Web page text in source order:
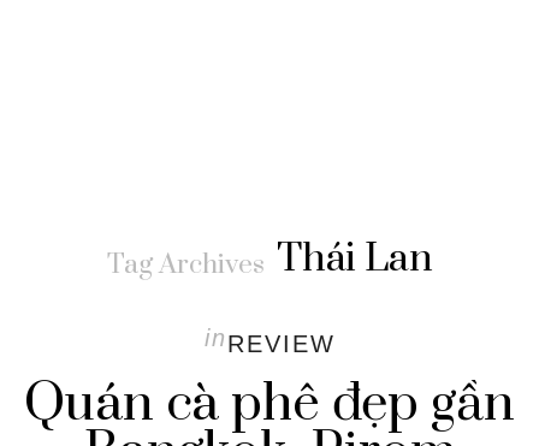
Tag Archives Thái Lan
inREVIEW
Quán cà phê đẹp gần